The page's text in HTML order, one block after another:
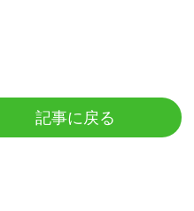
記事に戻る